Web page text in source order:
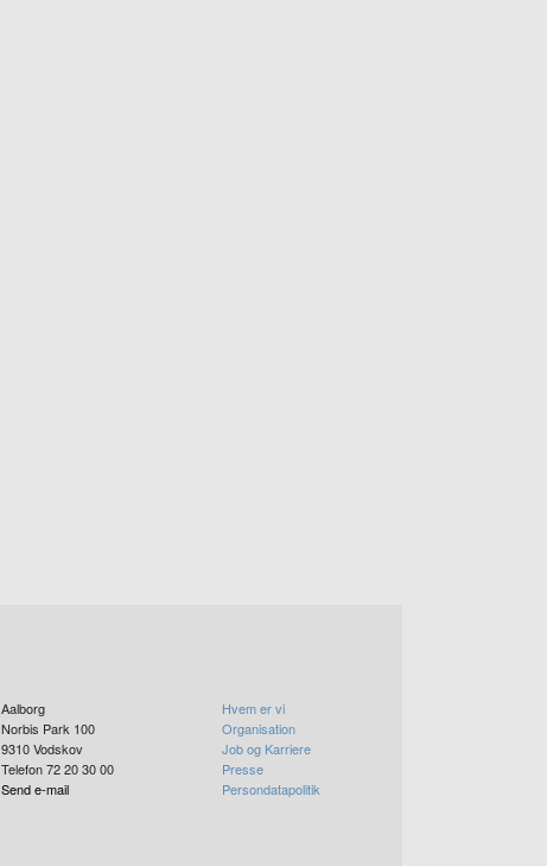
Aalborg
Norbis Park 100
9310 Vodskov
Telefon 72 20 30 00
Send e-mail
Hvem er vi
Organisation
Job og Karriere
Presse
Persondatapolitik